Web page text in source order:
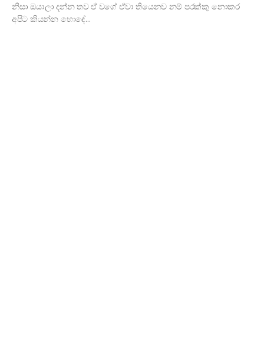
නිසා ඔයාලා දන්න තව ඒ වගේ ඒවා තියෙනව නම් පරක්කු නොකර
අපිට කියන්න හොඳේ…